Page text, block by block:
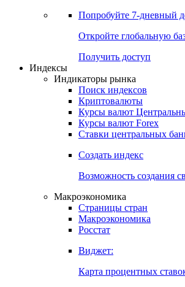
Попробуйте 7-дневный
Откройте глобальную
Получить доступ
Индексы
Индикаторы рынка
Поиск индексов
Криптовалюты
Курсы валют
Курсы валют Forex
Ставки центральных
Создать индекс
Возможность создания
Макроэкономика
Страницы стран
Макроэкономика
Росстат
Виджет:
Карта процентных